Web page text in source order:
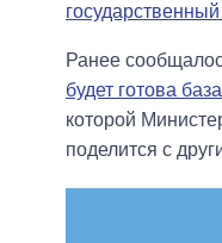
Ранее
будет готова база
которой
поделится с